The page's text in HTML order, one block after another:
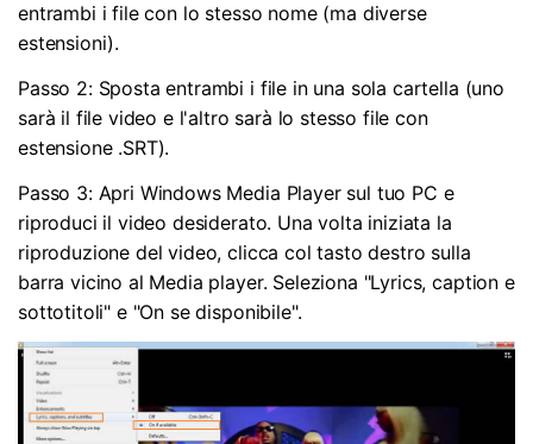
entrambi i file con lo stesso nome (ma diverse
estensioni).
Passo 2: Sposta entrambi i file in una sola cartella (uno
sarà il file video e l'altro sarà lo stesso file con
estensione .SRT).
Passo 3: Apri Windows Media Player sul tuo PC e
riproduci il video desiderato. Una volta iniziata la
riproduzione del video, clicca col tasto destro sulla
barra vicino al Media player. Seleziona "Lyrics, caption e
sottotitoli" e "On se disponibile".